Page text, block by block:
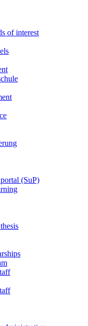
of interest
(SuP)